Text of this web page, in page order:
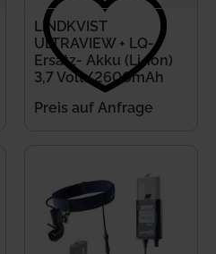
LINDKVIST
ULTRAVIEW + LQ-
Ersatz- Akku (Li-ion)
3,7 Volt/2600mAh
Preis auf Anfrage